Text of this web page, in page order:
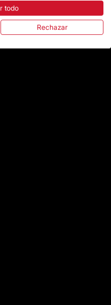
todo
Rechazar